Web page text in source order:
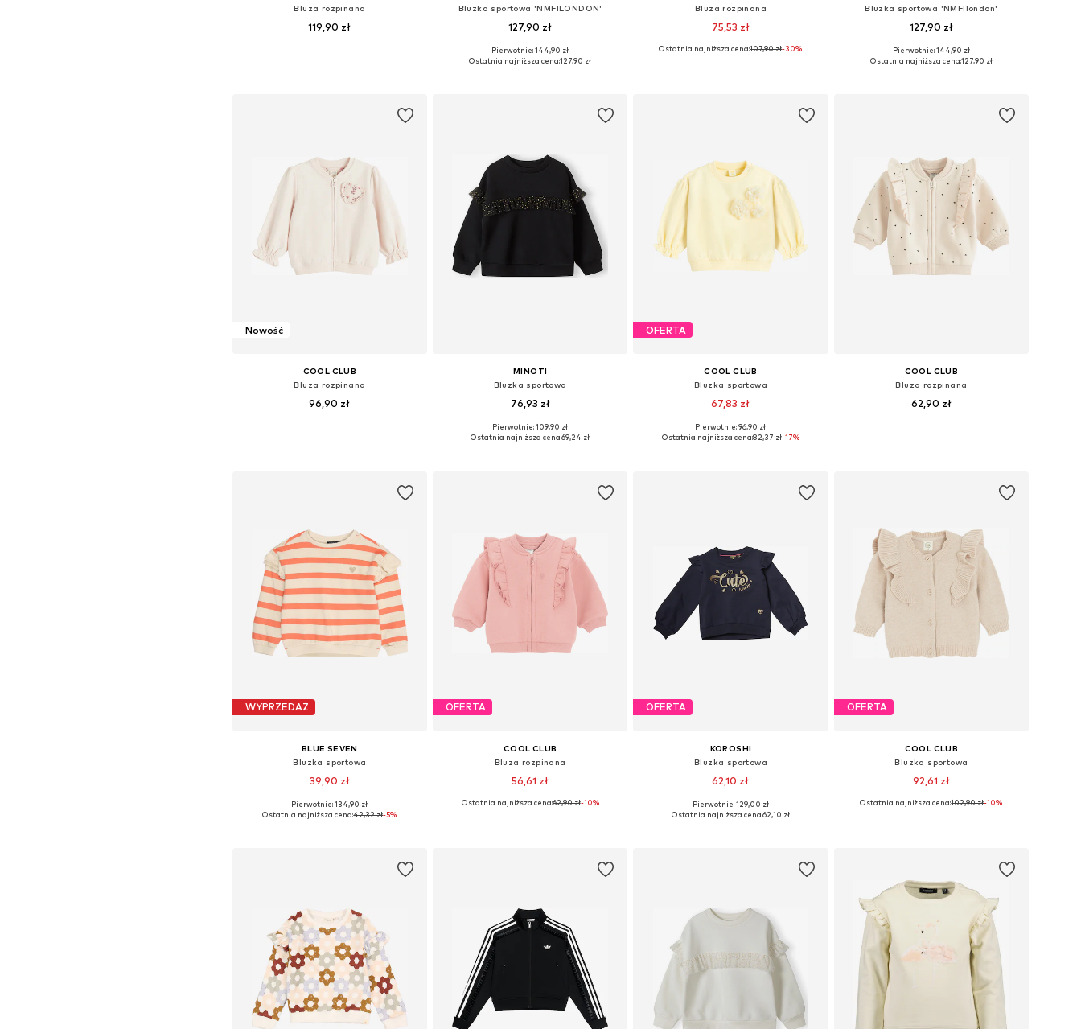
Bluza rozpinana
119,90 zł
Bluzka sportowa 'NMFILONDON'
127,90 zł
Dostępne w różnych rozmiarach
Pierwotnie: 144,90 zł
Ostatnia najniższa cena:127,90 zł
Bluza rozpinana
75,53 zł
Dostępne w różnych rozmiarach
Ostatnia najniższa cena:107,90 zł-30%
Bluzka sportowa 'NMFIlondon'
127,90 zł
Dostępne w różnych rozmiarach
Pierwotnie: 144,90 zł
Ostatnia najniższa cena:127,90 zł
Nowość
COOL CLUB
Bluza rozpinana
96,90 zł
MINOTI
Bluzka sportowa
76,93 zł
Dostępne rozmiary: 92-96, 104-110
Pierwotnie: 109,90 zł
Ostatnia najniższa cena:69,24 zł
OFERTA
COOL CLUB
Bluzka sportowa
67,83 zł
Dostępne rozmiary: 68, 74, 80, 86, 92
Pierwotnie: 96,90 zł
Ostatnia najniższa cena:82,37 zł-17%
COOL CLUB
Bluza rozpinana
62,90 zł
WYPRZEDAŻ
BLUE SEVEN
Bluzka sportowa
39,90 zł
Dostępne rozmiary: 116
Pierwotnie: 134,90 zł
Ostatnia najniższa cena:42,32 zł-5%
OFERTA
COOL CLUB
Bluza rozpinana
56,61 zł
Dostępne rozmiary: 74
Ostatnia najniższa cena:62,90 zł-10%
OFERTA
KOROSHI
Bluzka sportowa
62,10 zł
Dostępne rozmiary: 128
Pierwotnie: 129,00 zł
Ostatnia najniższa cena:62,10 zł
OFERTA
COOL CLUB
Bluzka sportowa
92,61 zł
Dostępne rozmiary: 86
Ostatnia najniższa cena:102,90 zł-10%